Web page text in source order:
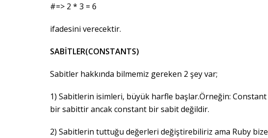
#=> 2 * 3 = 6
ifadesini verecektir.
SABİTLER(CONSTANTS)
Sabitler hakkında bilmemiz gereken 2 şey var;
1) Sabitlerin isimleri, büyük harfle başlar.Örneğin: Constant
bir sabittir ancak constant bir sabit değildir.
2) Sabitlerin tuttuğu değerleri değiştirebiliriz ama Ruby bize